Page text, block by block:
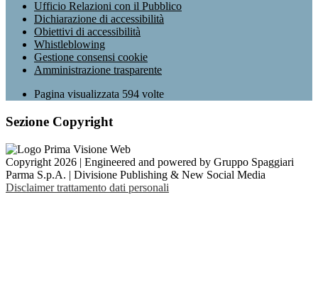
Ufficio Relazioni con il Pubblico
Dichiarazione di accessibilità
Obiettivi di accessibilità
Whistleblowing
Gestione consensi cookie
Amministrazione trasparente
Pagina visualizzata 594 volte
Sezione Copyright
Copyright 2026 | Engineered and powered by Gruppo Spaggiari
Parma S.p.A. | Divisione Publishing & New Social Media
Disclaimer trattamento dati personali